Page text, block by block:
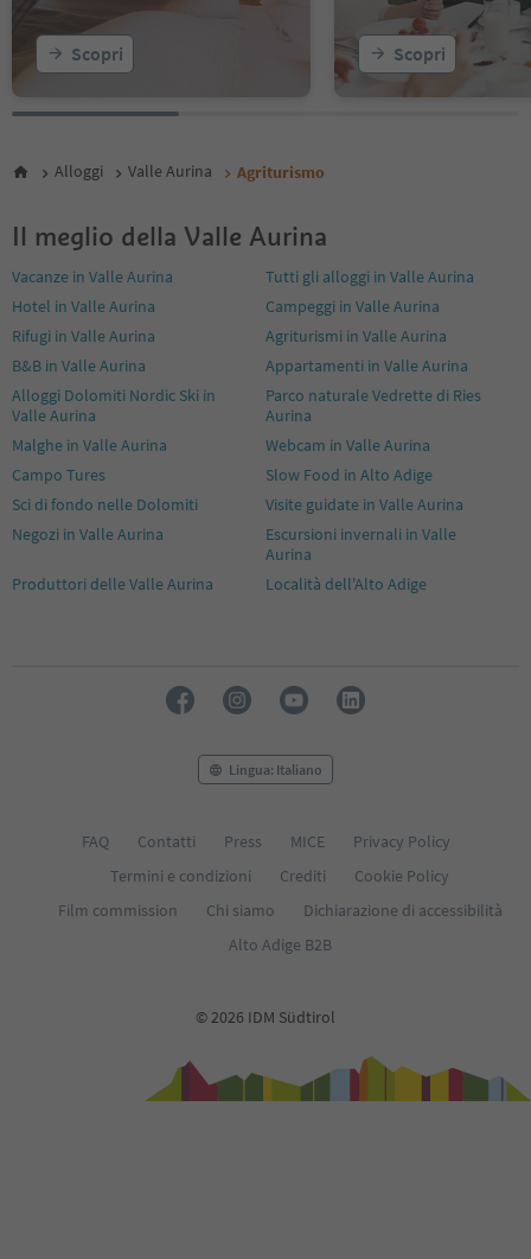
Scopri Scopri
Alloggi Valle Aurina Agriturismo
Il meglio della Valle Aurina
Vacanze in Valle Aurina
Tutti gli alloggi in Valle Aurina
Hotel in Valle Aurina
Campeggi in Valle Aurina
Rifugi in Valle Aurina
Agriturismi in Valle Aurina
B&B in Valle Aurina
Appartamenti in Valle Aurina
Alloggi Dolomiti Nordic Ski in
Valle Aurina
Parco naturale Vedrette di Ries
Aurina
Malghe in Valle Aurina
Webcam in Valle Aurina
Campo Tures
Slow Food in Alto Adige
Sci di fondo nelle Dolomiti
Visite guidate in Valle Aurina
Negozi in Valle Aurina
Escursioni invernali in Valle
Aurina
Produttori delle Valle Aurina
Località dell'Alto Adige
Lingua: Italiano
FAQ Contatti Press MICE
Privacy Policy
Termini e condizioni
Crediti
Cookie Policy
Film commission
Chi siamo
Dichiarazione di accessibilità
Alto Adige B2B
© 2026 IDM Südtirol